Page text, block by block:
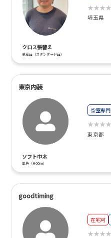
埼玉県
クロス張替え
量産品（スタンダード品）
東京内装
空室専門
東京都
ソフト巾木
単色（H60㎜）
goodtiming
在宅可